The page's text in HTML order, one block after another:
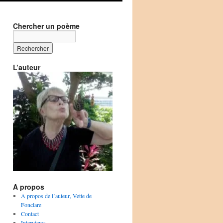
Chercher un poème
L’auteur
A propos
A propos de l’auteur, Vette de
Fonclare
Contact